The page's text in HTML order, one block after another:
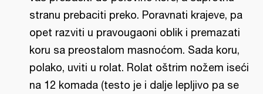
stranu prebaciti preko. Poravnati krajeve, pa
opet razviti u pravougaoni oblik i premazati
koru sa preostalom masnoćom. Sada koru,
polako, uviti u rolat. Rolat oštrim nožem iseći
na 12 komada (testo je i dalje lepljivo pa se